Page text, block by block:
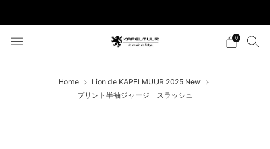
0
Home
Lion de KAPELMUUR 2025 New
プリント半袖ジャージ スラッシュ